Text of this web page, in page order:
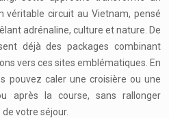
véritable circuit au Vietnam, pensé
adrénaline, culture et nature. De
déjà des packages combinant
vers ces sites emblématiques. En
pouvez caler une croisière ou une
après la course, sans rallonger
votre séjour.